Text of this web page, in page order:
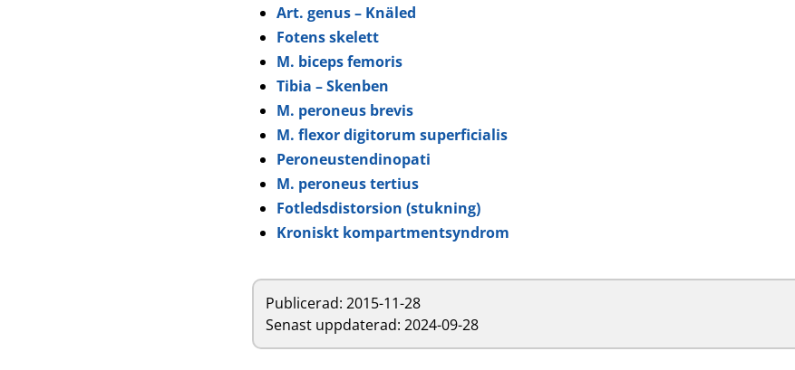
Art. genus – Knäled
Fotens skelett
M. biceps femoris
Tibia – Skenben
M. peroneus brevis
M. flexor digitorum superficialis
Peroneustendinopati
M. peroneus tertius
Fotledsdistorsion (stukning)
Kroniskt kompartmentsyndrom
Publicerad:2015-11-28
Senast uppdaterad: 2024-09-28